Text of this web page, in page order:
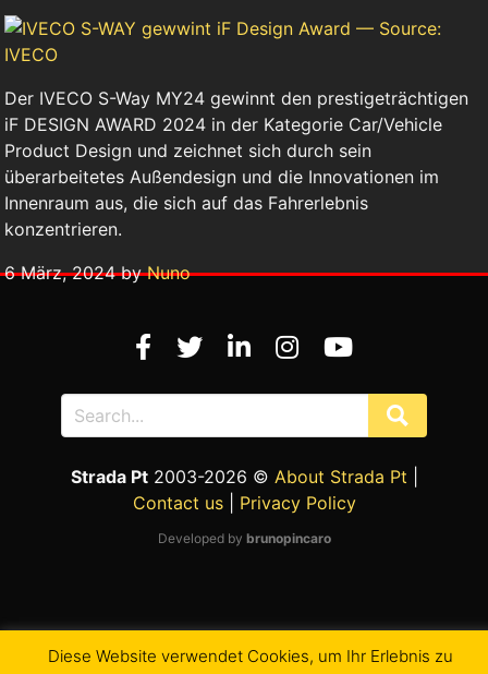
Der IVECO S-Way MY24 gewinnt den prestigeträchtigen
iF DESIGN AWARD 2024 in der Kategorie Car/Vehicle
Product Design und zeichnet sich durch sein
überarbeitetes Außendesign und die Innovationen im
Innenraum aus, die sich auf das Fahrerlebnis
konzentrieren.
6 März, 2024 byNuno
Diese Website verwendet Cookies, um Ihr Erlebnis zu
Strada Pt2003-2026 © About Strada Pt
Contact us| Privacy Policy
Developed by brunopincaro